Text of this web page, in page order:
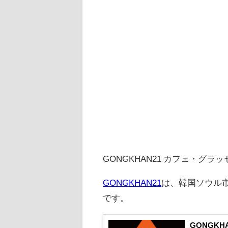
GONGKHAN21 カフェ・グラッ
GONGKHAN21 は、韓国ソウル
です。